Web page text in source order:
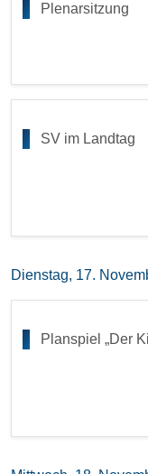
Plenarsitzung
SV im Landtag
Dienstag, 17.
Planspiel „Der